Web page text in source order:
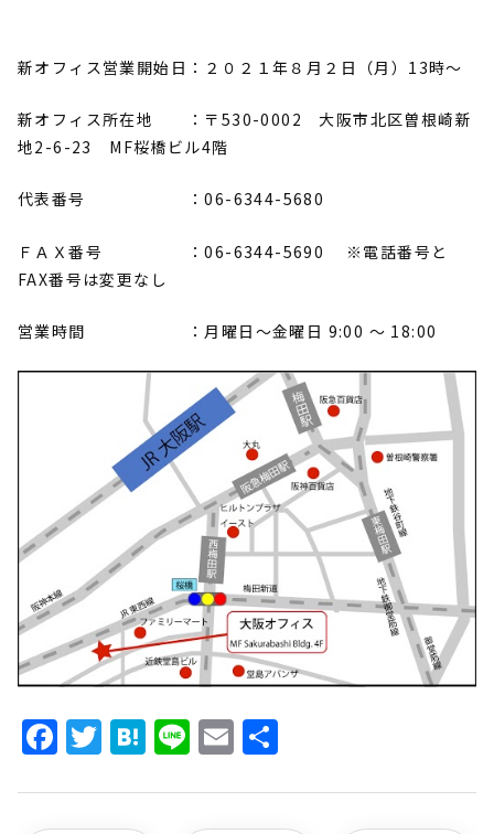
新オフィス営業開始日：２０２１年８月２日（月） 13時～
新オフィス所在地 ：〒530-0002 大阪市北区曽根崎新
地2-6-23 MF桜橋ビル4階
代表番号 ：06-6344-5680
ＦＡＸ番号 ：06-6344-5690 ※電話番号と
FAX番号は変更なし
営業時間 ：月曜日～金曜日 9:00 ～ 18:00
Facebook
Twitter
Hatena
LineEmail